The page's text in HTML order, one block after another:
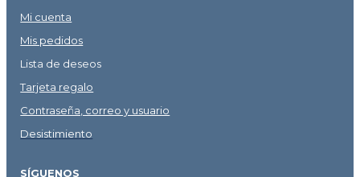
Mi cuenta
Mis pedidos
Lista de deseos
Tarjeta regalo
Contraseña, correo y usuario
Desistimiento
SÍGUENOS